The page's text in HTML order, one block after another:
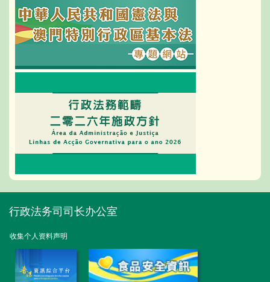
行政法务司司长办公室
收集个人资料声明